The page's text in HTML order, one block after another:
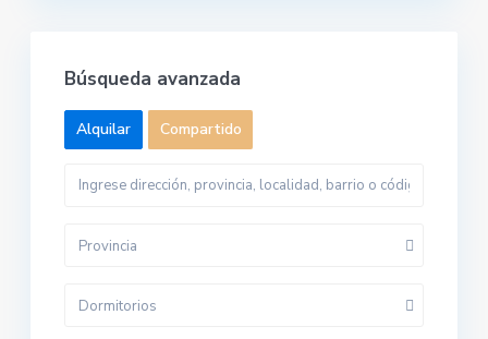
Búsqueda avanzada
Alquilar Compartido
Provincia
Dormitorios